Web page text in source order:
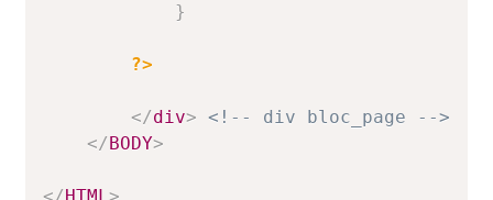
}
?>
</div> <!-- div bloc_page -->
</BODY>